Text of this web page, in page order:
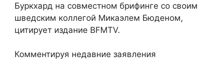
Буркхард на совместном брифинге со своим
шведским коллегой Микаэлем Бюденом,
цитирует издание BFMTV.
Комментируя недавние заявления